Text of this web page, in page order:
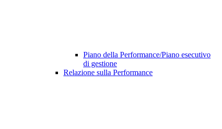
Piano della Performance/Piano esecutivo
di gestione
Relazione sulla Performance